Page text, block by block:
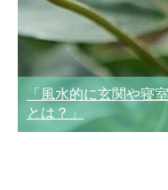
「風水的に玄関や寝
とは？」